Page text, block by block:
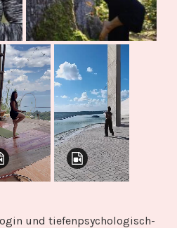
und tiefenpsychologisch-